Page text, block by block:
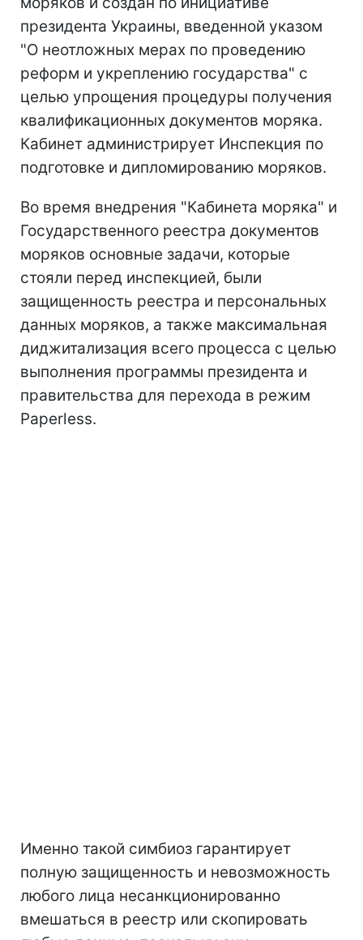
президента Украины, введенной указом
"О неотложных мерах по проведению
реформ и укреплению государства" с
целью упрощения процедуры получения
квалификационных документов моряка.
Кабинет администрирует Инспекция по
подготовке и дипломированию моряков.
Во время внедрения "Кабинета моряка" и
Государственного реестра документов
моряков основные задачи, которые
стояли перед инспекцией, были
защищенность реестра и персональных
данных моряков, а также максимальная
диджитализация всего процесса с целью
выполнения программы президента и
правительства для перехода в режим
Paperless.
Именно такой симбиоз гарантирует
полную защищенность и невозможность
любого лица несанкционированно
вмешаться в реестр или скопировать